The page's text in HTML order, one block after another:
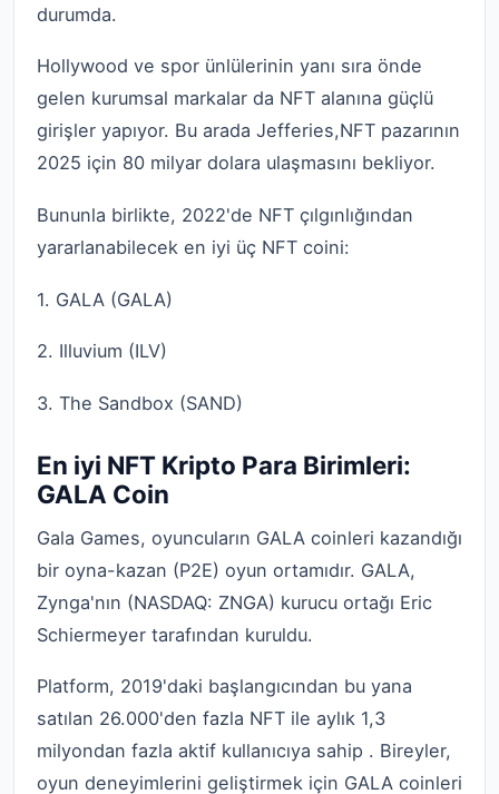
durumda.
Hollywood ve spor ünlülerinin yanı sıra önde
gelen kurumsal markalar da NFT alanına güçlü
girişler yapıyor. Bu arada Jefferies,NFT pazarının
2025 için 80 milyar dolara ulaşmasını bekliyor.
Bununla birlikte, 2022'de NFT çılgınlığından
yararlanabilecek en iyi üç NFT coini:
1. GALA (GALA)
2. Illuvium (ILV)
3. The Sandbox (SAND)
En iyi NFT Kripto Para Birimleri:
GALA Coin
Gala Games, oyuncuların GALA coinleri kazandığı
bir oyna-kazan (P2E) oyun ortamıdır. GALA,
Zynga'nın (NASDAQ: ZNGA) kurucu ortağı Eric
Schiermeyer tarafından kuruldu.
Platform, 2019'daki başlangıcından bu yana
satılan 26.000'den fazla NFT ile aylık 1,3
milyondan fazla aktif kullanıcıya sahip . Bireyler,
oyun deneyimlerini geliştirmek için GALA coinleri